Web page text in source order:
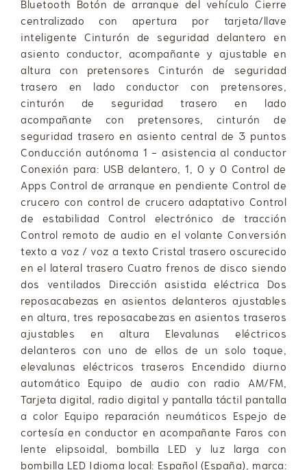
Bluetooth Botón de arranque del vehículo Cierre
centralizado con apertura por tarjeta/llave
inteligente Cinturón de seguridad delantero en
asiento conductor, acompañante y ajustable en
altura con pretensores Cinturón de seguridad
trasero en lado conductor con pretensores,
cinturón de seguridad trasero en lado
acompañante con pretensores, cinturón de
seguridad trasero en asiento central de 3 puntos
Conducción autónoma 1 - asistencia al conductor
Conexión para: USB delantero, 1, 0 y 0 Control de
Apps Control de arranque en pendiente Control de
crucero con control de crucero adaptativo Control
de estabilidad Control electrónico de tracción
Control remoto de audio en el volante Conversión
texto a voz / voz a texto Cristal trasero oscurecido
en el lateral trasero Cuatro frenos de disco siendo
dos ventilados Dirección asistida eléctrica Dos
reposacabezas en asientos delanteros ajustables
en altura, tres reposacabezas en asientos traseros
ajustables en altura Elevalunas eléctricos
delanteros con uno de ellos de un solo toque,
elevalunas eléctricos traseros Encendido diurno
automático Equipo de audio con radio AM/FM,
Tarjeta digital, radio digital y pantalla táctil pantalla
a color Equipo reparación neumáticos Espejo de
cortesía en conductor en acompañante Faros con
lente elipsoidal, bombilla LED y luz larga con
bombilla LED Idioma local: Español (España), marca: